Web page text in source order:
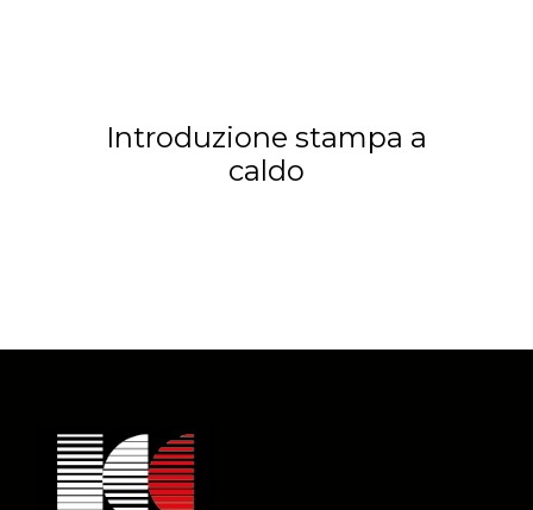
Introduzione stampa a
caldo